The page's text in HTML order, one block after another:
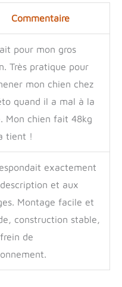
Commentaire
pour mon gros
Très pratique pour
mon chien chez
quand il a mal à la
Mon chien fait 48kg
tient !
exactement
et aux
Montage facile et
construction stable,
de